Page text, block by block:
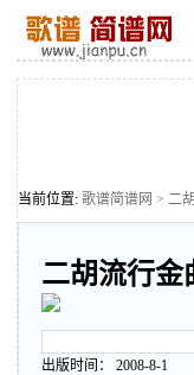
当前位置: 歌谱简谱网 > 二胡
二胡流行金
出版时间： 2008-8-1